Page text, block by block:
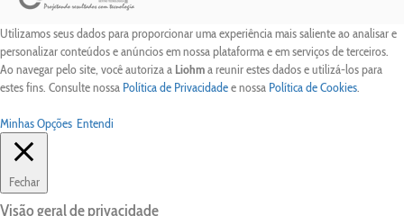
Utilizamos seus dados para proporcionar uma experiência mais saliente ao analisar e
personalizar conteúdos e anúncios em nossa plataforma e em serviços de terceiros.
Ao navegar pelo site, você autoriza a Liohma reunir estes dados e utilizá-los para
estes fins. Consulte nossa Política de Privacidadee nossa Política de Cookies.
Minhas Opções Entendi
Fechar
Visão geral de privacidade